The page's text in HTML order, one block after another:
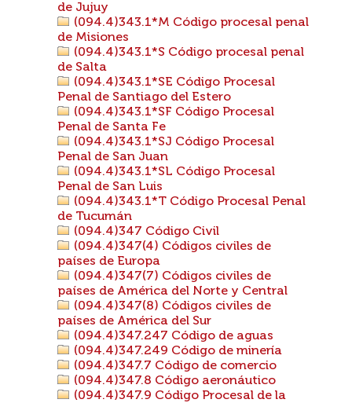
de Jujuy
(094.4)343.1*M Código procesal penal
de Misiones
(094.4)343.1*S Código procesal penal
de Salta
(094.4)343.1*SE Código Procesal
Penal de Santiago del Estero
(094.4)343.1*SF Código Procesal
Penal de Santa Fe
(094.4)343.1*SJ Código Procesal
Penal de San Juan
(094.4)343.1*SL Código Procesal
Penal de San Luis
(094.4)343.1*T Código Procesal Penal
de Tucumán
(094.4)347 Código Civil
(094.4)347(4) Códigos civiles de
países de Europa
(094.4)347(7) Códigos civiles de
países de América del Norte y Central
(094.4)347(8) Códigos civiles de
países de América del Sur
(094.4)347.247 Código de aguas
(094.4)347.249 Código de minería
(094.4)347.7 Código de comercio
(094.4)347.8 Código aeronáutico
(094.4)347.9 Código Procesal de la